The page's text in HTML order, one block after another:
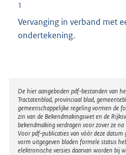
1
Vervanging in verband met
ondertekening.
Disclaimer
De hier aangeboden pdf-bestanden van
Tractatenblad, provinciaal blad,
gemeenschappelijke regeling vormen de
zin van de Bekendmakingswet en de
bekendmaking verdragen voor zover ze
Voor pdf-publicaties van vóór deze datum
vorm uitgegeven bladen formele status
elektronische versies daarvan worden bij